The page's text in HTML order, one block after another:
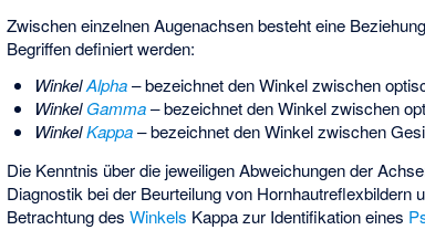
Zwischen einzelnen Augenachsen besteht eine
Begriffen definiert werden:
WinkelAlpha– bezeichnet den Winkel zwischen
WinkelGamma– bezeichnet den Winkel zwischen
WinkelKappa– bezeichnet den Winkel zwischen
Die Kenntnis über die jeweiligen Abweichungen der
Diagnostik bei der Beurteilung von
Betrachtung desWinkels Kappa zur Identifikation eines